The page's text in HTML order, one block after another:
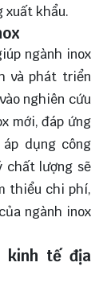
xuất khẩu.
ngành inox
và phát triển
nghiên cứu
mới, đáp ứng
dụng công
chất lượng sẽ
thiểu chi phí,
ngành inox
kinh tế địa